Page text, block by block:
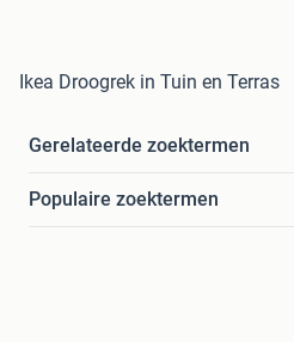
Ikea Droogrek in Tuin en Terras
Gerelateerde zoektermen
Populaire zoektermen